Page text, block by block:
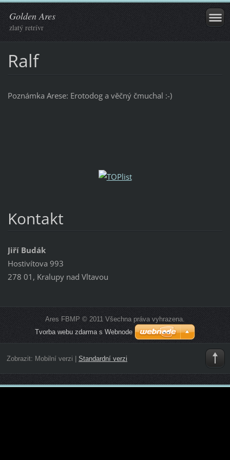
Golden Ares
zlatý retrívr
Ralf
Poznámka Arese: Erotodog a věčný čmuchal :-)
Kontakt
Jiří Budák
Hostivítova 993
278 01, Kralupy nad Vltavou
Ares FBMP © 2011 Všechna práva vyhrazena.
Tvorba webu zdarma s Webnode
Zobrazit: Mobilní verzi Standardní verzi